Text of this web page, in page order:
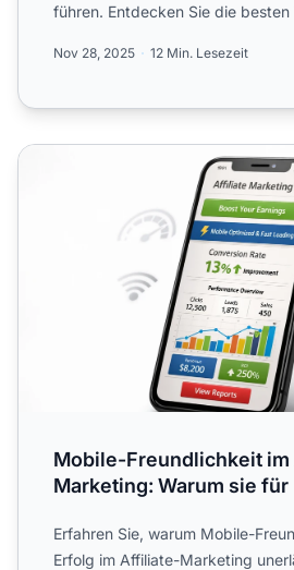
führen. Entdecken Sie die
Nov 28, 2025 12 Min. Lesezeit
Mobile-Freundlichkeit im
Mobile-Freundlichkeit
Marketing: Warum sie für
Erfahren Sie, warum Mobile-
Erfolg im Affiliate-Marketing